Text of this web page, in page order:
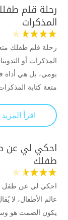
رحلة قلم
المذكرات
رحلة قلم طفلك
المذكرات أو
يومي، بل هي أداة
متعة كتابة
اقرأ المزيد
احكي لي عن
طفلك
احكي لي عن
عالم الأطفال، لا
يكون الصمت هو